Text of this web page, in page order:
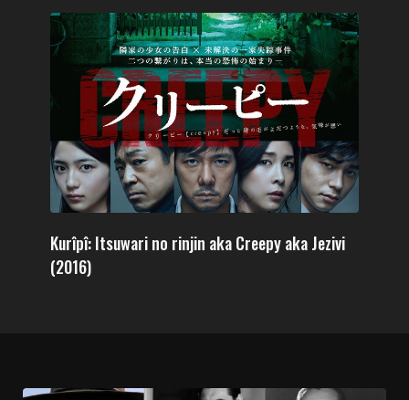
Kurîpî: Itsuwari no rinjin aka Creepy aka Jezivi
(2016)